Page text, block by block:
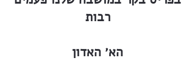
רבות
הא׳ האדון